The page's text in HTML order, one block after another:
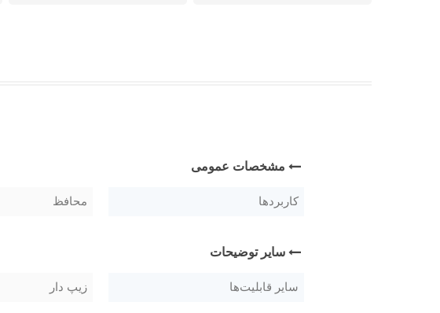
مشخصات عمومی
کاربردها محافظ
سایر توضیحات
سایر قابلیت‌ها زیپ دار